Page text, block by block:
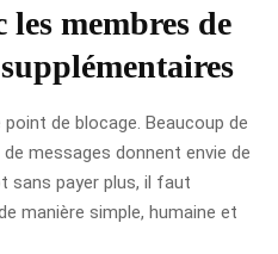
les membres de
de blocage. Beaucoup de
messages donnent envie de
sans payer plus, il faut
manière simple, humaine et